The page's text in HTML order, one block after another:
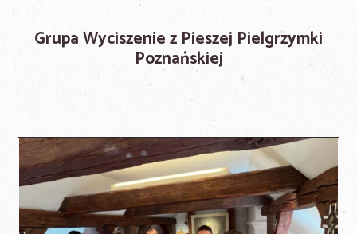
Grupa Wyciszenie z Pieszej Pielgrzymki
Poznańskiej